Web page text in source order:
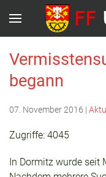
begann
07. November 2016 |
Zugriffe: 4045
In Dormitz wurde seit